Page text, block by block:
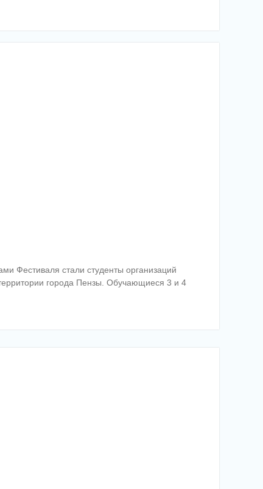
Фестиваля стали студенты организаций
города Пензы. Обучающиеся 3 и 4